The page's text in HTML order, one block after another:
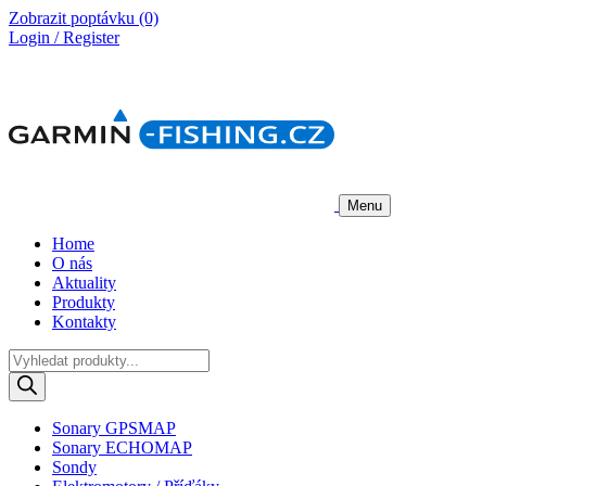
Zobrazit poptávku (0)
Login / Register
Menu
Home
O nás
Aktuality
Produkty
Kontakty
Products
search
Sonary GPSMAP
Sonary ECHOMAP
Sondy